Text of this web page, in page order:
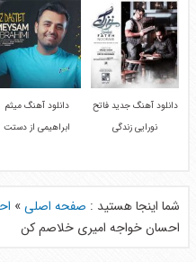
دانلود آهنگ جدید فاتح
نورایی زندگی
دانلود آهنگ میثم
ابراهیمی از دستت
شما اینجا هستید : صفحه اصلی»
احسان خواجه امیری خلاصم کن